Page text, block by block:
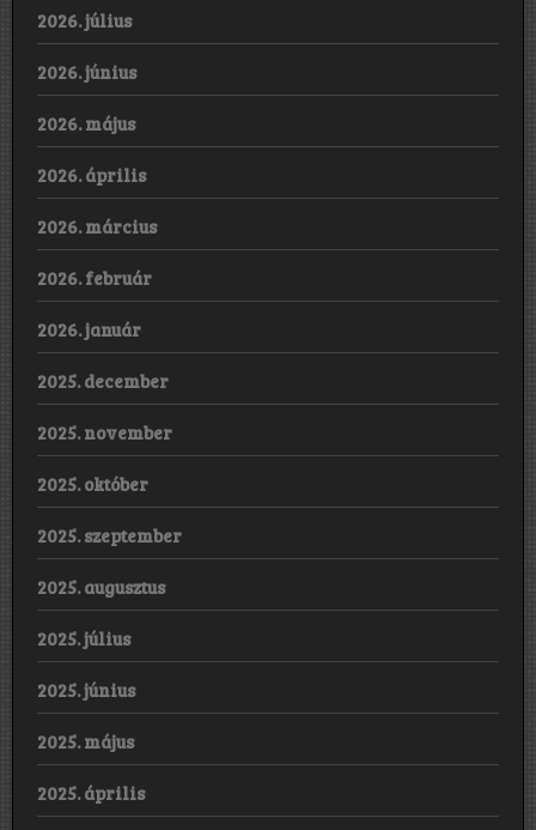
2026. július
2026. június
2026. május
2026. április
2026. március
2026. február
2026. január
2025. december
2025. november
2025. október
2025. szeptember
2025. augusztus
2025. július
2025. június
2025. május
2025. április